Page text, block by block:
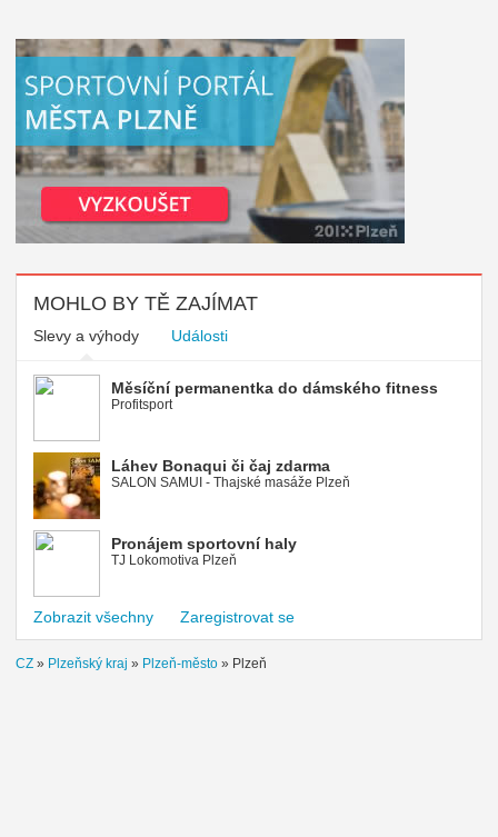
MOHLO BY TĚ ZAJÍMAT
Slevy a výhody Události
Měsíční permanentka do dámského fitness
Profitsport
Láhev Bonaqui či čaj zdarma
SALON SAMUI - Thajské masáže Plzeň
Pronájem sportovní haly
TJ Lokomotiva Plzeň
Zobrazit všechny Zaregistrovat se
CZ » Plzeňský kraj » Plzeň-město » Plzeň